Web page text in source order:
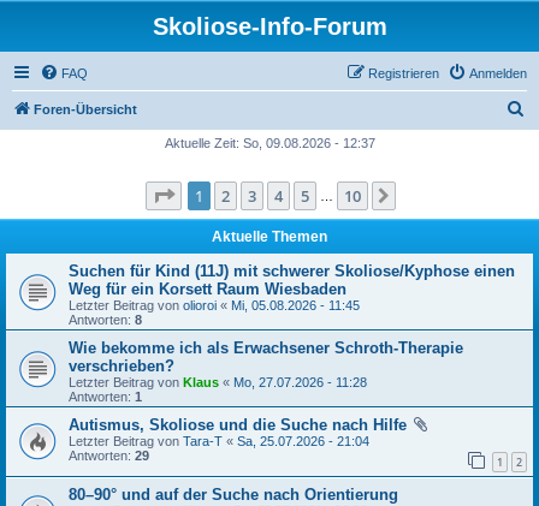
Skoliose-Info-Forum
FAQ Anmelden
Registrieren
Foren-Übersicht
e
Aktuelle Zeit: So, 09.08.2026 - 12:37
Seite 1von 10
1 2 3 4 5 10
Aktuelle Themen
Suchen für Kind (11J) mit schwerer Skoliose/Kyphose einen
Weg für ein Korsett Raum Wiesbaden
Letzter Beitrag von olioroi « Mi, 05.08.2026 - 11:45
Antworten: 8
Wie bekomme ich als Erwachsener Schroth-Therapie
verschrieben?
Letzter Beitrag von Klaus « Mo, 27.07.2026 - 11:28
Antworten: 1
Autismus, Skoliose und die Suche nach Hilfe
Letzter Beitrag von Tara-T « Sa, 25.07.2026 - 21:04
Antworten: 29 1 2
80–90° und auf der Suche nach Orientierung